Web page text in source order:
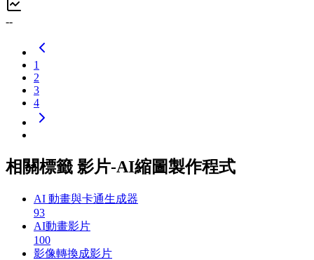
--
1
2
3
4
相關標籤 影片-AI縮圖製作程式
AI 動畫與卡通生成器
93
AI動畫影片
100
影像轉換成影片